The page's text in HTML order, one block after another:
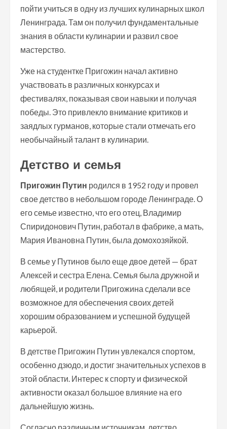
пойти учиться в одну из лучших кулинарных школ
Ленинграда. Там он получил фундаментальные
знания в области кулинарии и развил свое
мастерство.
Уже на студентке Пригожин начал активно
участвовать в различных конкурсах и
фестивалях, показывая свои навыки и получая
победы. Это привлекло внимание критиков и
заядлых гурманов, которые стали отмечать его
необычайный талант в кулинарии.
Детство и семья
Пригожин Путин родился в 1952 году и провел
свое детство в небольшом городе Ленинграде. О
его семье известно, что его отец, Владимир
Спиридонович Путин, работал в фабрике, а мать,
Мария Ивановна Путин, была домохозяйкой.
В семье у Путинов было еще двое детей — брат
Алексей и сестра Елена. Семья была дружной и
любящей, и родители Пригожина сделали все
возможное для обеспечения своих детей
хорошим образованием и успешной будущей
карьерой.
В детстве Пригожин Путин увлекался спортом,
особенно дзюдо, и достиг значительных успехов в
этой области. Интерес к спорту и физической
активности оказал большое влияние на его
дальнейшую жизнь.